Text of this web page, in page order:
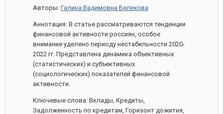
Авторы: Галина Вадимовна Белехова
Аннотация: В статье рассматриваются тенденции
финансовой активности россиян, особое
внимание уделено периоду нестабильности 2020-
2022 гг. Представлена динамика объективных
(статистических) и субъективных
(социологических) показателей финансовой
активности.
Ключевые слова: Вклады, Кредиты,
Задолженность по кредитам, Горизонт дожития,